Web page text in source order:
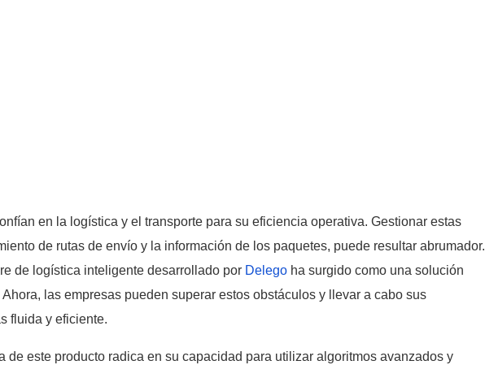
en la logística y el transporte para su eficiencia operativa. Gestionar estas
de rutas de envío y la información de los paquetes, puede resultar abrumador.
de logística inteligente desarrollado por Delego ha surgido como una solución
las empresas pueden superar estos obstáculos y llevar a cabo sus
fluida y eficiente.
de este producto radica en su capacidad para utilizar algoritmos avanzados y